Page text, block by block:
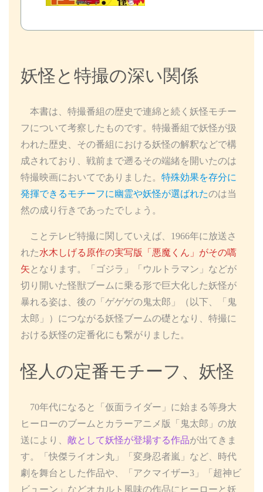
妖怪と特撮の深い関係
本書は、特撮番組の歴史で連綿と続く妖怪モチー
フについて考察したものです。特撮番組で妖怪が扱
われた歴史、その番組における妖怪の解釈などで構
成されており、戦前まで遡るその端緒を開いたのは
特撮映画においてでありました。 特殊効果を存分に
発揮できるモチーフに幽霊や妖怪が選ばれたのは当
然の成り行きであったでしょう。
ことテレビ特撮に関していえば、1966年に放送さ
れた水木しげる原作の実写版「悪魔くん」がその嚆
矢 となります。「ゴジラ」「ウルトラマン」などが
切り開いた怪獣ブームに乗る形で巨大化した妖怪が
暴れる姿は、後の「ゲゲゲの鬼太郎」（以下、「鬼
太郎」）につながる妖怪ブームの礎となり、特撮に
おける妖怪の定番化にも繋がりました。
怪人の定番モチーフ、妖怪
70年代になると「仮面ライダー」に始まる等身大
ヒーローのブームとカラーアニメ版「鬼太郎」の放
送により、 敵として妖怪が登場する作品が出てきま
す。「快傑ライオン丸」「変身忍者嵐」など、時代
劇を舞台とした作品や、「アクマイザー3」「超神ビ
ビューン」などオカルト風味の作品にヒーローと妖